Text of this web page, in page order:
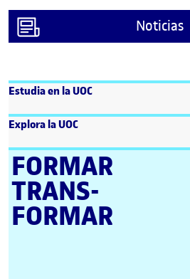
Noticias
Estudia en la UOC
Explora la UOC
FORMAR
TRANS­
FORMAR